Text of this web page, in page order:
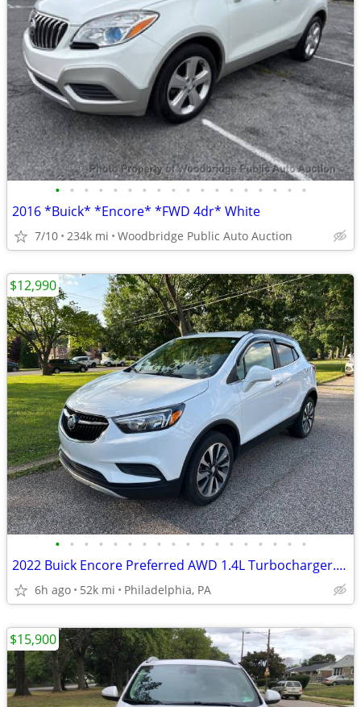
• • • • • • • • • • • • • • • • • •
2016 *Buick* *Encore* *FWD 4dr* White
7/10 234k mi Woodbridge Public Auto Auction
• • • • • • • • • • • • • • • • • •
2022 Buick Encore Preferred AWD 1.4L Turbocharger. Automatic Only 52K
6h ago 52k mi Philadelphia, PA
$12,990
$15,900